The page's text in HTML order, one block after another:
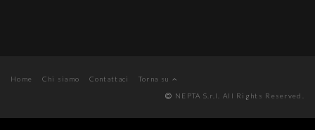
Home Chi siamo Contattaci
Torna su
NEPTA S.r.l. All Rights Reserved.